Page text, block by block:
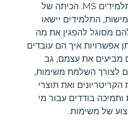
מהאפשרויות אצל התלמידים MS. הכיתה של
התלמידים יישאו
מסוגל להפגין את מה
אפשרויות איך הם עובדים
מביעים את עצמם, גב
לצורך השלמת משימות,
ואת תוצרי
בודדים עבור מי
של משימות.